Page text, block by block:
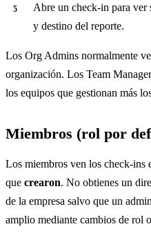
Abre un check-in para ver
y destino del reporte.
Los Org Admins normalmente
organización. Los Team
los equipos que gestionan más
Miembros (rol por
Los miembros ven los check-ins
que crearon. No obtienes un
de la empresa salvo que un
amplio mediante cambios de rol